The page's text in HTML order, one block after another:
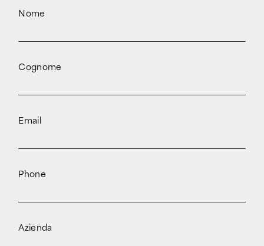
Nome
Cognome
Email
Phone
Azienda